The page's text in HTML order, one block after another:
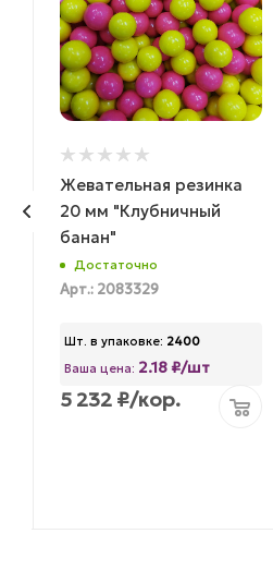
Жевательная резинка
20 мм "Клубничный
банан"
Достаточно
Арт.: 2083329
Шт. в упаковке: 2400
Ваша цена: 2.18 ₽/шт
5 232₽/кор.